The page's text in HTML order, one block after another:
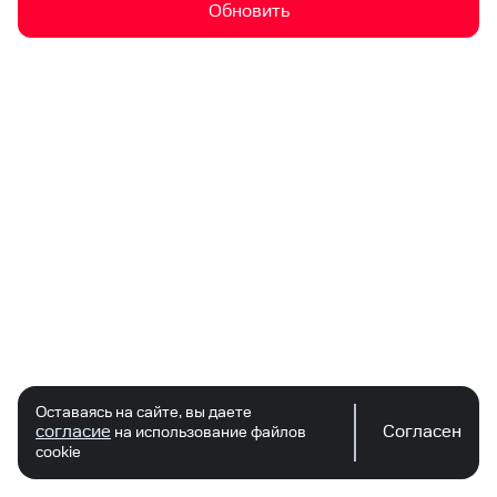
Обновить
Оставаясь на сайте, вы даете
согласие на использование файлов
cookie
Согласен